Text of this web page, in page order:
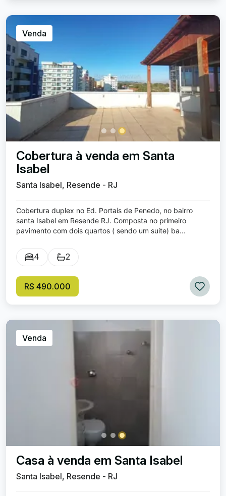
Venda
Cobertura à venda em Santa
Isabel
Santa Isabel, Resende - RJ
Cobertura duplex no Ed. Portais de Penedo, no bairro
santa Isabel em Resende RJ. Composta no primeiro
pavimento com dois quartos ( sendo um suite) ba...
4 2
R$ 490.000
Venda
Casa à venda em Santa Isabel
Santa Isabel, Resende - RJ